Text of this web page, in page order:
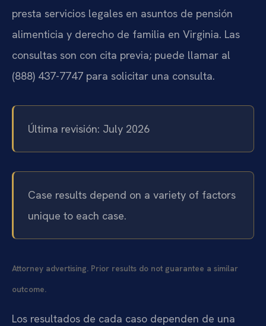
presta servicios legales en asuntos de pensión
alimenticia y derecho de familia en Virginia. Las
consultas son con cita previa; puede llamar al
(888) 437-7747 para solicitar una consulta.
Última revisión: July 2026
Case results depend on a variety of factors
unique to each case.
Attorney advertising. Prior results do not guarantee a similar
outcome.
Los resultados de cada caso dependen de una